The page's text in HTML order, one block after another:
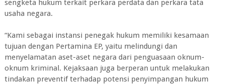
sengketa hukum terkait perkara perdata dan perkara tata
usaha negara.
“Kami sebagai instansi penegak hukum memiliki kesamaan
tujuan dengan Pertamina EP, yaitu melindungi dan
menyelamatan aset-aset negara dari penguasaan oknum-
oknum kriminal. Kejaksaan juga berperan untuk melakukan
tindakan preventif terhadap potensi penyimpangan hukum